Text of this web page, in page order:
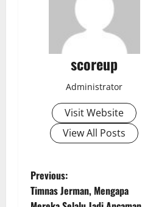
scoreup
Administrator
Visit Website
View All Posts
P
Previous:
Timnas Jerman, Mengapa